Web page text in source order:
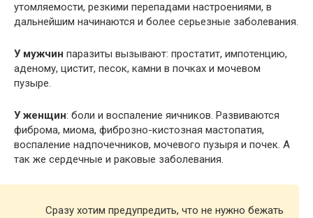
утомляемости, резкими перепадами настроениями, в
дальнейшим начинаются и более серьезные заболевания.
У мужчин паразиты вызывают: простатит, импотенцию,
аденому, цистит, песок, камни в почках и мочевом
пузыре.
У женщин: боли и воспаление яичников. Развиваются
фиброма, миома, фиброзно-кистозная мастопатия,
воспаление надпочечников, мочевого пузыря и почек. А
так же сердечные и раковые заболевания.
Сразу хотим предупредить, что не нужно бежать